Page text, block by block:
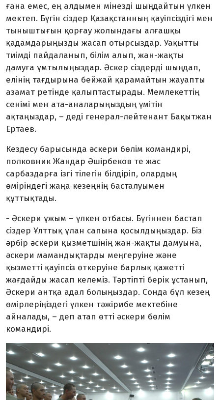
ғана емес, ең алдымен мінезді шыңдайтын үлкен
мектеп. Бүгін сіздер Қазақстанның қауіпсіздігі мен
тыныштығын қорғау жолындағы алғашқы
қадамдарыңызды жасап отырсыздар. Уақытты
тиімді пайдаланып, білім алып, жан-жақты
дамуға ұмтылыңыздар. Әскер сіздерді шыңдап,
елінің тағдырына бейжай қарамайтын жауапты
азамат ретінде қалыптастырады. Мемлекеттің
сенімі мен ата-аналарыңыздың үмітін
ақтаңыздар, – деді генерал-лейтенант Бақытжан
Ертаев.
Кездесу барысында әскери бөлім командирі,
полковник Жандар Әшірбеков те жас
сарбаздарға ізгі тілегін білдіріп, олардың
өміріндегі жаңа кезеңнің басталуымен
құттықтады.
- Әскери ұжым – үлкен отбасы. Бүгіннен бастап
сіздер Ұлттық ұлан сапына қосылдыңыздар. Біз
әрбір әскери қызметшінің жан-жақты дамуына,
әскери мамандықтарды меңгеруіне және
қызметті қауіпсіз өткеруіне барлық қажетті
жағдайды жасап келеміз. Тәртіпті берік ұстанып,
Әскери антқа адал болыңыздар. Сонда бұл кезең
өмірлеріңіздегі үлкен тәжірибе мектебіне
айналады, – деп атап өтті әскери бөлім
командирі.